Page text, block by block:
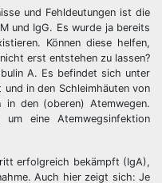
und Fehldeutungen ist die
und IgG. Es wurde ja bereits
Können diese helfen,
erst entstehen zu lassen?
A. Es befindet sich unter
in den Schleimhäuten von
in den (oberen) Atemwegen.
um eine Atemwegsinfektion
erfolgreich bekämpft (IgA),
Auch hier zeigt sich: Je